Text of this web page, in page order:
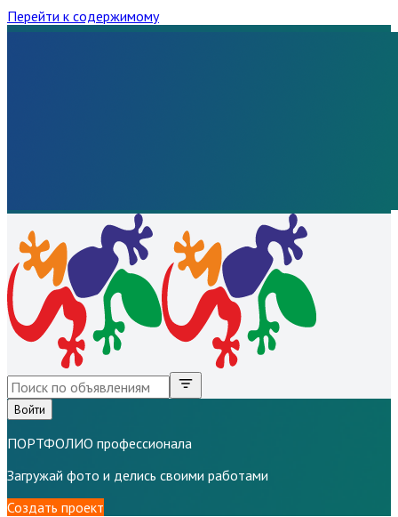
Перейти к содержимому
Войти
ПОРТФОЛИО профессионала
Загружай фото и делись своими работами
Создать проект